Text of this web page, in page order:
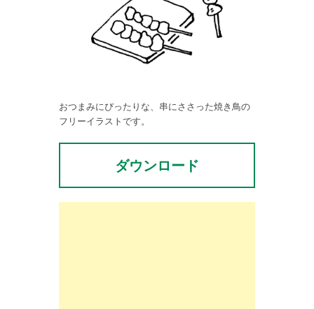
おつまみにぴったりな、串にささった焼き鳥の
フリーイラストです。
ダウンロード